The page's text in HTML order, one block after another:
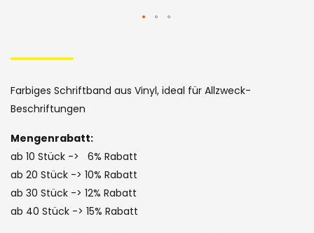
to
the
beginning
of
the
images
gallery
Farbiges Schriftband aus Vinyl, ideal für Allzweck-
Beschriftungen
Mengenrabatt:
ab 10 Stück -> 6% Rabatt
ab 20 Stück -> 10% Rabatt
ab 30 Stück -> 12% Rabatt
ab 40 Stück -> 15% Rabatt